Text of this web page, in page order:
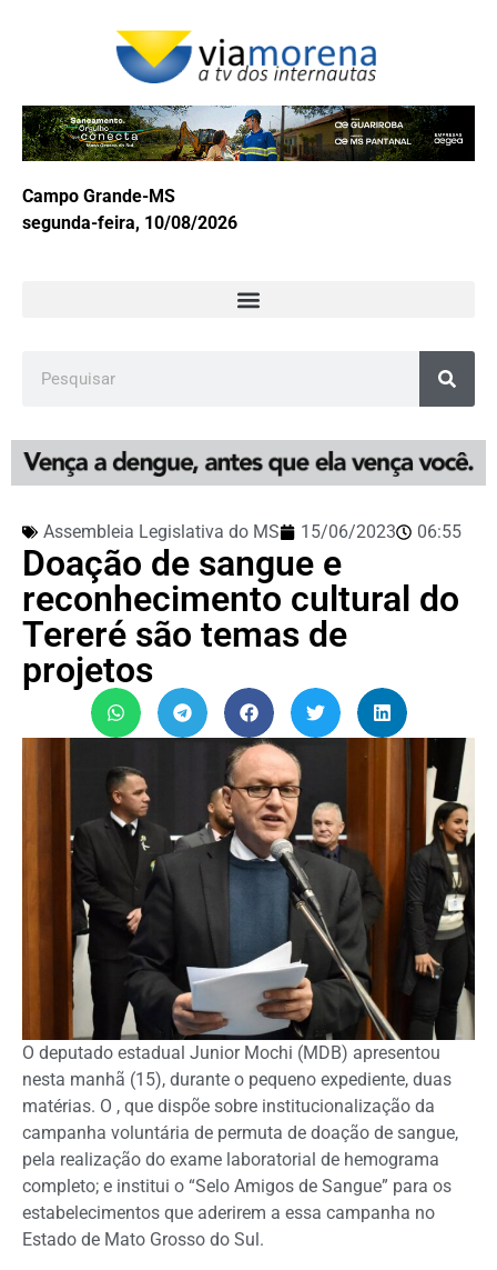
Campo Grande-MS
segunda-feira, 10/08/2026
Assembleia Legislativa do MS 15/06/2023 06:55
Doação de sangue e
reconhecimento cultural do
Tereré são temas de
projetos
O deputado estadual Junior Mochi (MDB) apresentou
nesta manhã (15), durante o pequeno expediente, duas
matérias. O , que dispõe sobre institucionalização da
campanha voluntária de permuta de doação de sangue,
pela realização do exame laboratorial de hemograma
completo; e institui o “Selo Amigos de Sangue” para os
estabelecimentos que aderirem a essa campanha no
Estado de Mato Grosso do Sul.